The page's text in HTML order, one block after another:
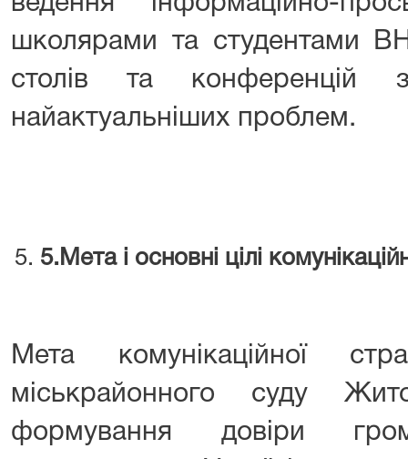
школярами та студентами
столів та конференцій
найактуальніших проблем.
5. Мета і основні цілі
Мета комунікаційної
міськрайонного суду
формування довіри